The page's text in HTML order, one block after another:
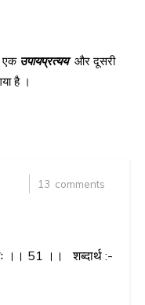
एक उपायप्रत्ययऔर दूसरी
है ।
13 comments
।। 51 ।। शब्दार्थ :-